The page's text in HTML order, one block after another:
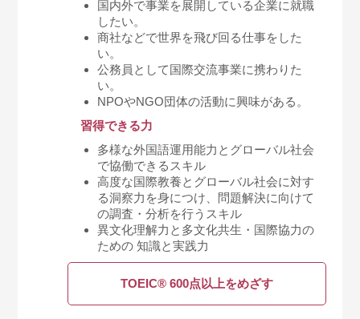
国内外で事業を展開している企業に就職
したい。
商社などで世界を飛び回る仕事をした
い。
公務員として国際交流事業に携わりた
い。
NPOやNGO団体の活動に興味がある。
習得できる力
多様な外国語運用能力とグローバル社会
で協働できるスキル
高度な国際教養とグローバル社会に対す
る洞察力を身につけ、問題解決に向けて
の調査・分析を行うスキル
異文化理解力と多文化共生・国際協力の
ための 知識と実践力
TOEIC® 600点以上をめざす